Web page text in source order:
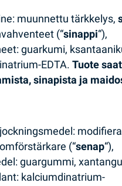
muunnettu tärkkelys,
(“sinappi“),
guarkumi,
EDTA.Tuote
sinapista ja
(“senap“),
guargummi,
kalciumdinatrium-